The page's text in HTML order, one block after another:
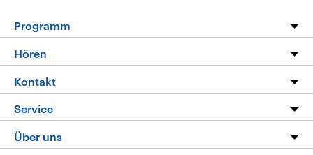
Programm
Die Nachrichten
Nachrichtenleicht
Neue Beiträge auf dlf.de
Hören
Livestream
Podcasts
Deutschlandfunk App
Kontakt
Hörerservice
Service
FAQ
Über uns